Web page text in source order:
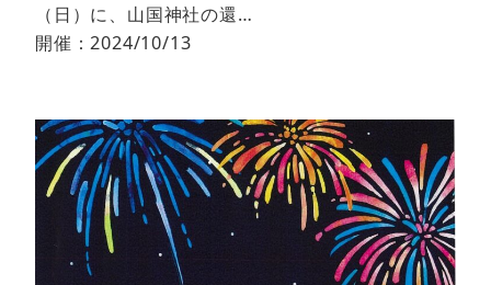
（日）に、山国神社の還…
開催：2024/10/13